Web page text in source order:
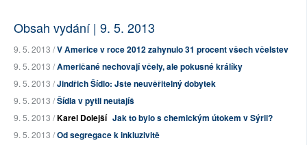
Obsah vydání | 9. 5. 2013
9. 5. 2013 /V Americe v roce 2012 zahynulo 31 procent všech včelstev
9. 5. 2013 /Američané nechovají včely, ale pokusné králíky
9. 5. 2013 /Jindřich Šídlo: Jste neuvěřitelný dobytek
9. 5. 2013 /Šídla v pytli neutajíš
9. 5. 2013 /Karel Dolejší Jak to bylo s chemickým útokem v Sýrii?
9. 5. 2013 /Od segregace k inkluzivitě